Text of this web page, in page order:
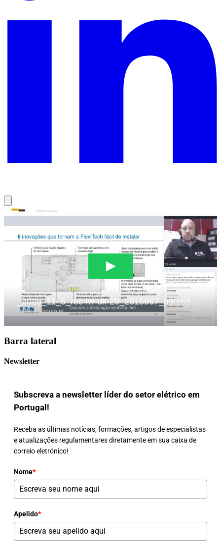
Barra lateral
Newsletter
Subscreva a newsletter líder do setor elétrico em
Portugal!
Receba as últimas notícias, formações, artigos de especialistas
e atualizações regulamentares diretamente em sua caixa de
correio eletrónico!
Nome*
Apelido*